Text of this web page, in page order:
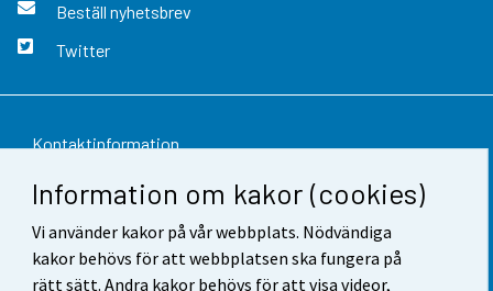
Information om kakor (cookies)
Vi använder kakor på vår webbplats. Nödvändiga
kakor behövs för att webbplatsen ska fungera på
rätt sätt. Andra kakor behövs för att visa videor,
Beställ nyhetsbrev
Twitter
Kontaktinformation
Respons
Användarvillkor
Dataskydd